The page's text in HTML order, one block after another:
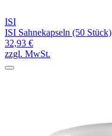
ISI
ISI Sahnekapseln (50 Stück)
32,93 €
zzgl. MwSt.